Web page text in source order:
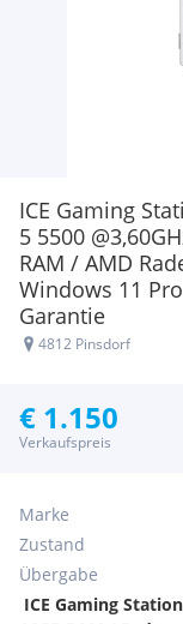
ICE Gaming
5 5500
RAM / AMD
Windows 11
Garantie
4812 Pinsdorf
€ 1.150
Verkaufspreis
Marke
Zustand
Übergabe
ICE Gaming